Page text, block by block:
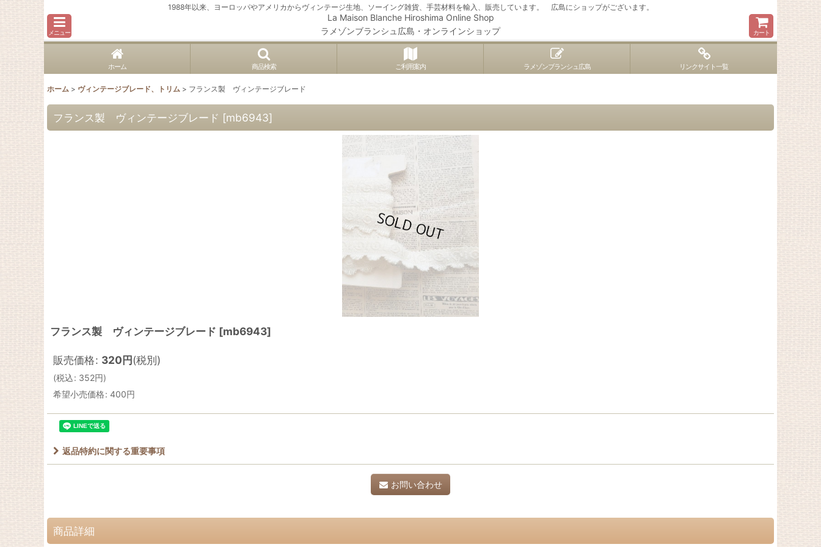
1988年以来、ヨーロッパやアメリカからヴィンテージ生地、ソーイング雑貨、手芸材料を輸入、販売しています。 広島にショップがございます。
メニュー
La Maison Blanche Hiroshima Online Shop
ラメゾンブランシュ広島・オンラインショップ
カート
ホーム 商品検索 ご利用案内 ラメゾンブランシュ広島 リンクサイト一覧
ホーム > ヴィンテージブレード、トリム > フランス製 ヴィンテージブレード
フランス製 ヴィンテージブレード [mb6943]
フランス製 ヴィンテージブレード [mb6943]
販売価格: 320円(税別)
(税込: 352円)
希望小売価格: 400円
返品特約に関する重要事項
お問い合わせ
商品詳細